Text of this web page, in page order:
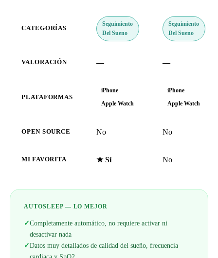
CATEGORÍAS
Seguimiento
Del Sueno
Seguimiento
Del Sueno
VALORACIÓN — —
PLATAFORMAS
iPhone
Apple Watch
iPhone
Apple Watch
OPEN SOURCE No No
MI FAVORITA ★ Sí No
AUTOSLEEP — LO MEJOR
✓Completamente automático, no requiere activar ni
desactivar nada
✓Datos muy detallados de calidad del sueño, frecuencia